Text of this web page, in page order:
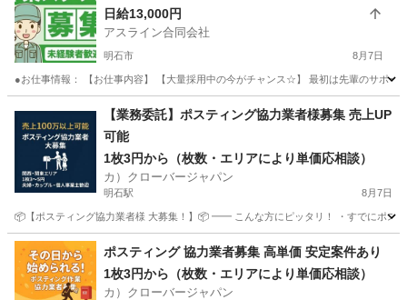
日給13,000円
アスライン合同会社
明石市 8月7日
●お仕事情報： 【お仕事内容】 【大量採用中の今がチャンス☆】 最初は先輩のサポー
軽作業 スタッフ
【業務委託】ポスティング協力業者様募集 売上UP
可能
1枚3円から（枚数・エリアにより単価応相談）
カ）クローバージャパン
明石駅 8月7日
📦【ポスティング協力業者様 大募集！】📦 ━━ こんな方にピッタリ！ ・すでにポス
兵庫 明石市 明石駅 軽作業 業務委託
ポスティング 協力業者募集 高単価 安定案件あり
1枚3円から（枚数・エリアにより単価応相談）
カ）クローバージャパン